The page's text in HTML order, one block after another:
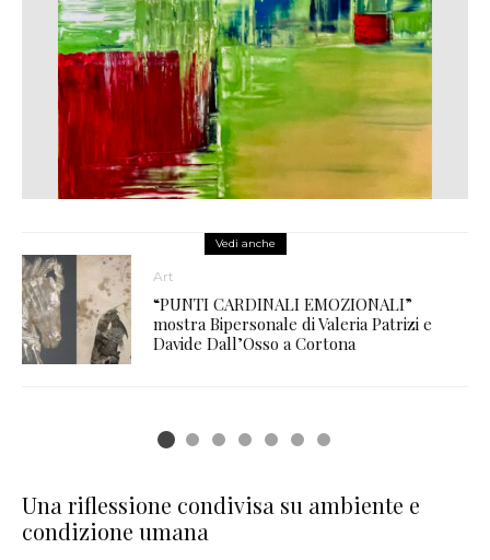
Vedi anche
Art
“PUNTI CARDINALI EMOZIONALI”
mostra Bipersonale di Valeria Patrizi e
Davide Dall’Osso a Cortona
Una riflessione condivisa su ambiente e
condizione umana